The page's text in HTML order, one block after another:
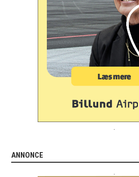
ANNONCE